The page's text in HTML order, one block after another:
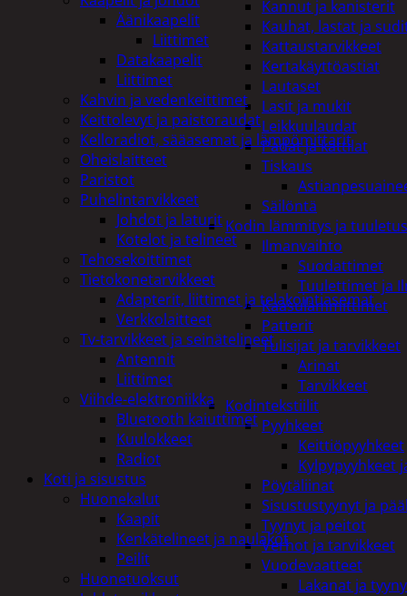
Kannut ja kanisterit
Kauhat, lastat ja
Kattaustarvikkeet
Kertakäyttöastiat
Lautaset
Lasit ja mukit
Leikkuulaudat
Padat ja kattilat
Tiskaus
Säilöntä
Kodin lämmitys ja tuuletus
Ilmanvaihto
Suodattimet
Tuulettimet ja
Kaasulämmittimet
Patterit
Tulisijat ja tarvikkeet
Arinat
Tarvikkeet
Kodintekstiilit
Pyyhkeet
Keittiöpyyhkeet
Kylpypyyhkeet
Pöytäliinat
Sisustustyynyt ja
Tyynyt ja peitot
Verhot ja tarvikkeet
Vuodevaatteet
Lakanat ja
Äänikaapelit
Liittimet
Datakaapelit
Liittimet
Kahvin ja vedenkeittimet
Keittolevyt ja paistoraudat
Kelloradiot, sääasemat ja lämpömittarit
Oheislaitteet
Paristot
Puhelintarvikkeet
Johdot ja laturit
Kotelot ja telineet
Tehosekoittimet
Tietokonetarvikkeet
Adapterit, liittimet ja telakointiasemat
Verkkolaitteet
Tv-tarvikkeet ja seinätelineet
Antennit
Liittimet
Viihde-elektroniikka
Bluetooth kaiuttimet
Kuulokkeet
Radiot
Koti ja sisustus
Huonekalut
Kaapit
Kenkätelineet ja naulakot
Peilit
Huonetuoksut